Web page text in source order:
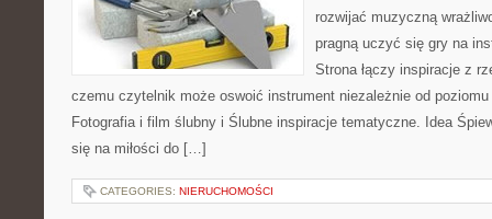
rozwijać muzyczną
pragną uczyć się gry na
Strona łączy inspiracje z
czemu czytelnik może oswoić instrument niezależnie od
Fotografia i film ślubny i Ślubne inspiracje tematyczne. Idea
się na miłości do […]
CATEGORIES: NIERUCHOMOŚCI